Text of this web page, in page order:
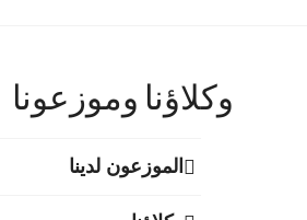
وكلاؤنا وموزعونا
الموزعون لدينا